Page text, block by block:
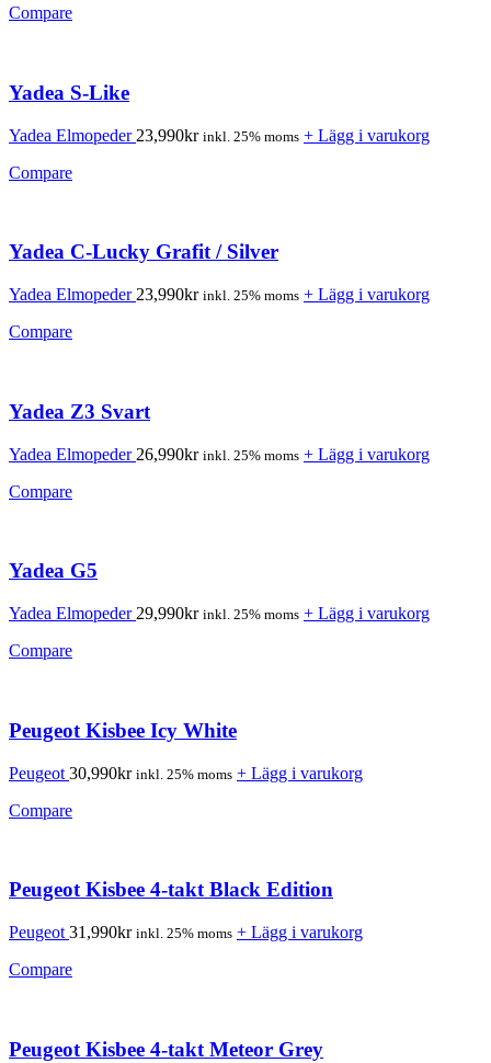
Compare
Yadea S-Like
Yadea Elmopeder 23,990kr inkl. 25% moms + Lägg i varukorg
Compare
Yadea C-Lucky Grafit / Silver
Yadea Elmopeder 23,990kr inkl. 25% moms + Lägg i varukorg
Compare
Yadea Z3 Svart
Yadea Elmopeder 26,990kr inkl. 25% moms + Lägg i varukorg
Compare
Yadea G5
Yadea Elmopeder 29,990kr inkl. 25% moms + Lägg i varukorg
Compare
Peugeot Kisbee Icy White
Peugeot 30,990kr inkl. 25% moms + Lägg i varukorg
Compare
Peugeot Kisbee 4-takt Black Edition
Peugeot 31,990kr inkl. 25% moms + Lägg i varukorg
Compare
Peugeot Kisbee 4-takt Meteor Grey